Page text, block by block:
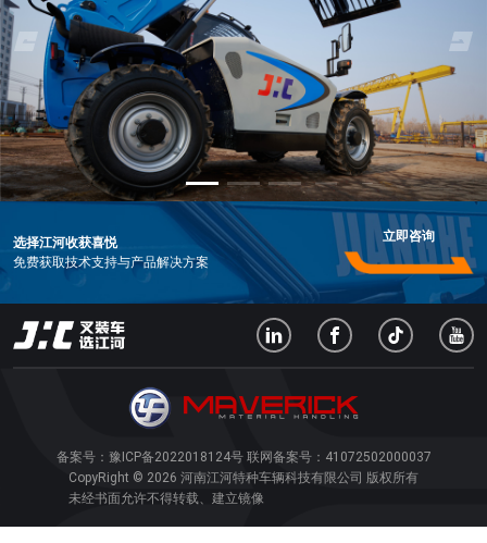
选择江河收获喜悦
免费获取技术支持与产品解决方案
立即咨询
备案号： 豫ICP备2022018124号 联网备案号： 41072502000037
CopyRight © 2026 河南江河特种车辆科技有限公司 版权所有
未经书面允许不得转载、建立镜像